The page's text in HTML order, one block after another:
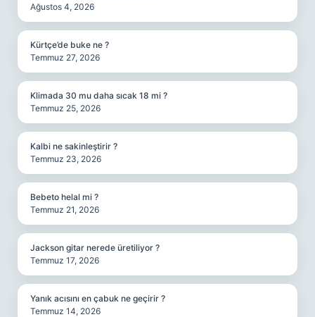
Ağustos 4, 2026
Kürtçe’de buke ne ?
Temmuz 27, 2026
Klimada 30 mu daha sıcak 18 mi ?
Temmuz 25, 2026
Kalbi ne sakinleştirir ?
Temmuz 23, 2026
Bebeto helal mi ?
Temmuz 21, 2026
Jackson gitar nerede üretiliyor ?
Temmuz 17, 2026
Yanık acısını en çabuk ne geçirir ?
Temmuz 14, 2026